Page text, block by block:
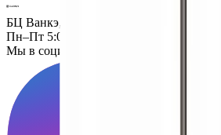
БЦ Ванкэ, Фошань, Гуандун, Китай
Пн–Пт 5:00–14:00 (Мск)
Мы в социальных сетях